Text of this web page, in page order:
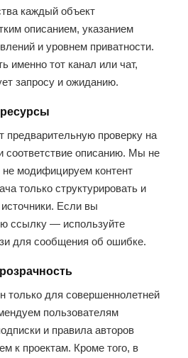
каждый объект
описанием, указанием
и уровнем приватности.
именно тот канал или чат,
запросу и ожиданию.
предварительную проверку на
соответствие описанию. Мы не
модифицируем контент
только структурировать и
Если вы
ссылку — используйте
для сообщения об ошибке.
только для совершеннолетней
пользователям
и правила авторов
к проектам. Кроме того, в